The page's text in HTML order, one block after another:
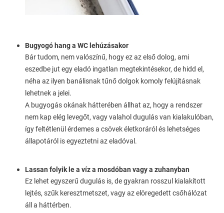
Bugyogó hang a WC lehúzásakor
Bár tudom, nem valószínű, hogy ez az első dolog, ami
eszedbe jut egy eladó ingatlan megtekintésekor, de hidd el,
néha az ilyen banálisnak tűnő dolgok komoly felújításnak
lehetnek a jelei.
A bugyogás okának hátterében állhat az, hogy a rendszer
nem kap elég levegőt, vagy valahol dugulás van kialakulóban,
így feltétlenül érdemes a csövek életkoráról és lehetséges
állapotáról is egyeztetni az eladóval.
Lassan folyik le a víz a mosdóban vagy a zuhanyban
Ez lehet egyszerű dugulás is, de gyakran rosszul kialakított
lejtés, szűk keresztmetszet, vagy az elöregedett csőhálózat
áll a háttérben.